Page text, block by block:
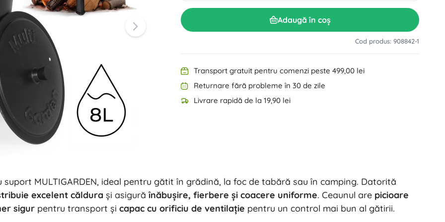
Echipament pentru cei mici
Decorațiuni
Siguranță
Organizare
Iluminat de noapte
Accesorii pentru lavoar
Accesorii pentru toaletă
Școală
Petreceri
Jucării pentru apă Cărți
Grătare
Muzică
Adaugă în coș
Cod produs: 908842-1
Transport gratuit pentru comenzi peste 499,00 lei
Returnare fără probleme în 30 de zile
Livrare rapidă de la 19,90 lei
MULTIGARDEN, ideal pentru gătit în grădină, la foc de tabără sau în camping. Datorită
excelent căldura și asigurăînăbușire, fierbere și coacere uniforme. Ceaunul are picioare
sigurpentru transport și capac cu orificiu de ventilație pentru un control mai bun al gătirii.